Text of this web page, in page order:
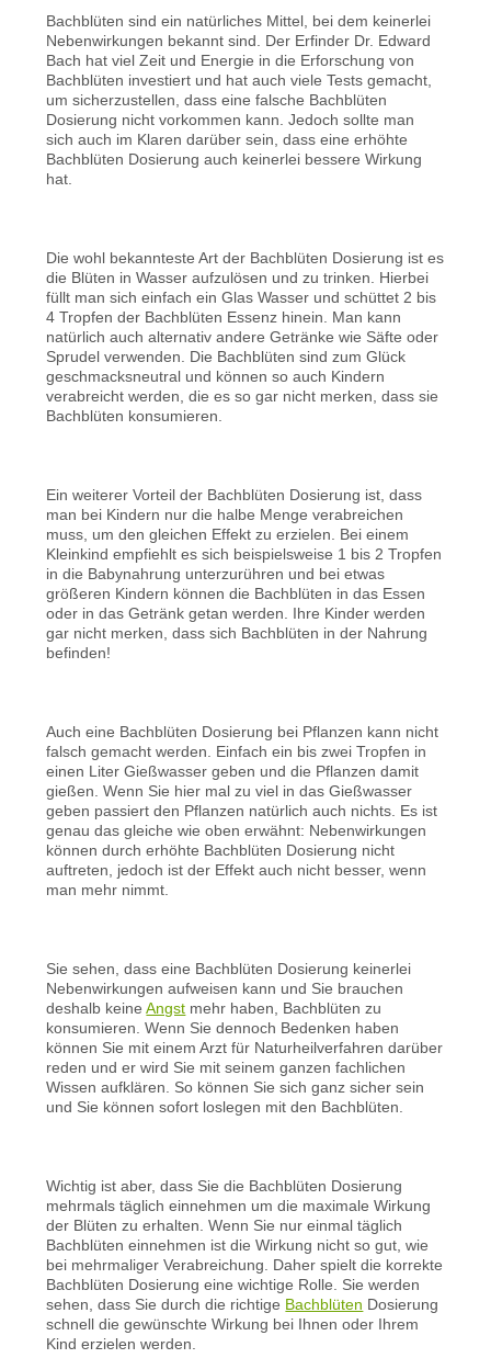
Bachblüten sind ein natürliches Mittel, bei dem keinerlei
Nebenwirkungen bekannt sind. Der Erfinder Dr. Edward
Bach hat viel Zeit und Energie in die Erforschung von
Bachblüten investiert und hat auch viele Tests gemacht,
um sicherzustellen, dass eine falsche Bachblüten
Dosierung nicht vorkommen kann. Jedoch sollte man
sich auch im Klaren darüber sein, dass eine erhöhte
Bachblüten Dosierung auch keinerlei bessere Wirkung
hat.
Die wohl bekannteste Art der Bachblüten Dosierung ist es
die Blüten in Wasser aufzulösen und zu trinken. Hierbei
füllt man sich einfach ein Glas Wasser und schüttet 2 bis
4 Tropfen der Bachblüten Essenz hinein. Man kann
natürlich auch alternativ andere Getränke wie Säfte oder
Sprudel verwenden. Die Bachblüten sind zum Glück
geschmacksneutral und können so auch Kindern
verabreicht werden, die es so gar nicht merken, dass sie
Bachblüten konsumieren.
Ein weiterer Vorteil der Bachblüten Dosierung ist, dass
man bei Kindern nur die halbe Menge verabreichen
muss, um den gleichen Effekt zu erzielen. Bei einem
Kleinkind empfiehlt es sich beispielsweise 1 bis 2 Tropfen
in die Babynahrung unterzurühren und bei etwas
größeren Kindern können die Bachblüten in das Essen
oder in das Getränk getan werden. Ihre Kinder werden
gar nicht merken, dass sich Bachblüten in der Nahrung
befinden!
Auch eine Bachblüten Dosierung bei Pflanzen kann nicht
falsch gemacht werden. Einfach ein bis zwei Tropfen in
einen Liter Gießwasser geben und die Pflanzen damit
gießen. Wenn Sie hier mal zu viel in das Gießwasser
geben passiert den Pflanzen natürlich auch nichts. Es ist
genau das gleiche wie oben erwähnt: Nebenwirkungen
können durch erhöhte Bachblüten Dosierung nicht
auftreten, jedoch ist der Effekt auch nicht besser, wenn
man mehr nimmt.
Sie sehen, dass eine Bachblüten Dosierung keinerlei
Nebenwirkungen aufweisen kann und Sie brauchen
deshalb keineAngst mehr haben, Bachblüten zu
konsumieren. Wenn Sie dennoch Bedenken haben
können Sie mit einem Arzt für Naturheilverfahren darüber
reden und er wird Sie mit seinem ganzen fachlichen
Wissen aufklären. So können Sie sich ganz sicher sein
und Sie können sofort loslegen mit den Bachblüten.
Wichtig ist aber, dass Sie die Bachblüten Dosierung
mehrmals täglich einnehmen um die maximale Wirkung
der Blüten zu erhalten. Wenn Sie nur einmal täglich
Bachblüten einnehmen ist die Wirkung nicht so gut, wie
bei mehrmaliger Verabreichung. Daher spielt die korrekte
Bachblüten Dosierung eine wichtige Rolle. Sie werden
sehen, dass Sie durch die richtige Bachblüten Dosierung
schnell die gewünschte Wirkung bei Ihnen oder Ihrem
Kind erzielen werden.